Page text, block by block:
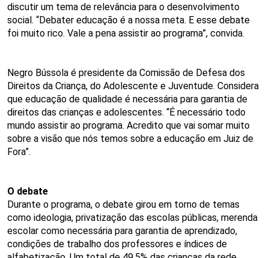
discutir um tema de relevância para o desenvolvimento
social. “Debater educação é a nossa meta. E esse debate
foi muito rico. Vale a pena assistir ao programa”, convida.
Negro Bússola é presidente da Comissão de Defesa dos
Direitos da Criança, do Adolescente e Juventude. Considera
que educação de qualidade é necessária para garantia de
direitos das crianças e adolescentes. “É necessário todo
mundo assistir ao programa. Acredito que vai somar muito
sobre a visão que nós temos sobre a educação em Juiz de
Fora”.
O debate
Durante o programa, o debate girou em torno de temas
como ideologia, privatização das escolas públicas, merenda
escolar como necessária para garantia de aprendizado,
condições de trabalho dos professores e índices de